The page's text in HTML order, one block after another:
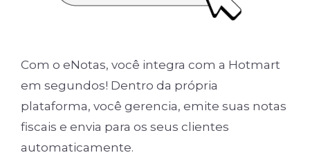
Com o eNotas, você integra com a Hotmart
em segundos! Dentro da própria
plataforma, você gerencia, emite suas notas
fiscais e envia para os seus clientes
automaticamente.